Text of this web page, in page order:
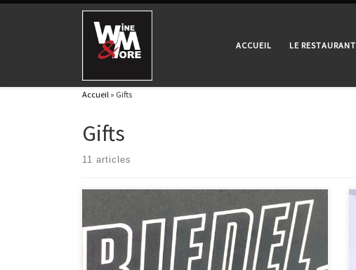
ACCUEIL LE RESTAURANT
Accueil » Gifts
Gifts
11 articles